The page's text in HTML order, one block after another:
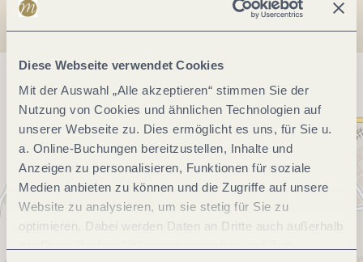
Diese Webseite verwendet Cookies
Mit der Auswahl „Alle akzeptieren“ stimmen Sie der
Nutzung von Cookies und ähnlichen Technologien auf
unserer Webseite zu. Dies ermöglicht es uns, für Sie u.
a. Online-Buchungen bereitzustellen, Inhalte und
Anzeigen zu personalisieren, Funktionen für soziale
Medien anbieten zu können und die Zugriffe auf unsere
Website zu analysieren, um sie stetig für Sie zu
optimieren. Dabei werden Daten an Dritte auch außerhalb